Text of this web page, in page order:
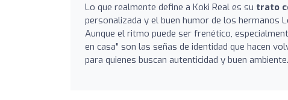
Lo que realmente define a Koki Real es su trato
personalizada y el buen humor de los hermanos
Aunque el ritmo puede ser frenético,
en casa" son las señas de identidad que hacen
para quienes buscan autenticidad y buen ambiente.